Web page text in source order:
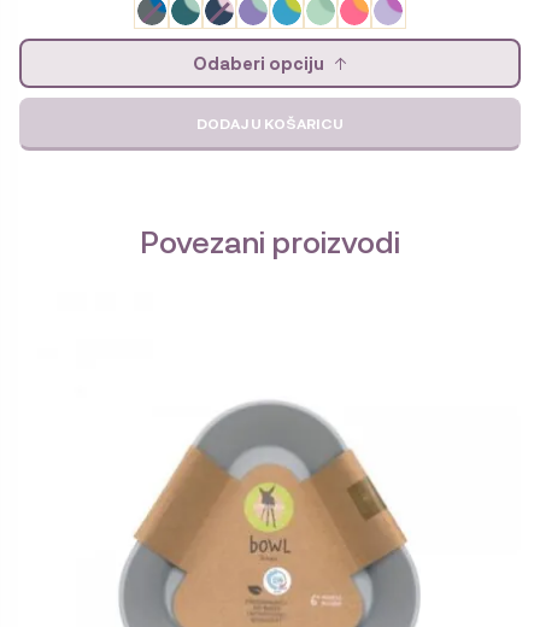
Odaberi opciju
DODAJ U KOŠARICU
Povezani proizvodi